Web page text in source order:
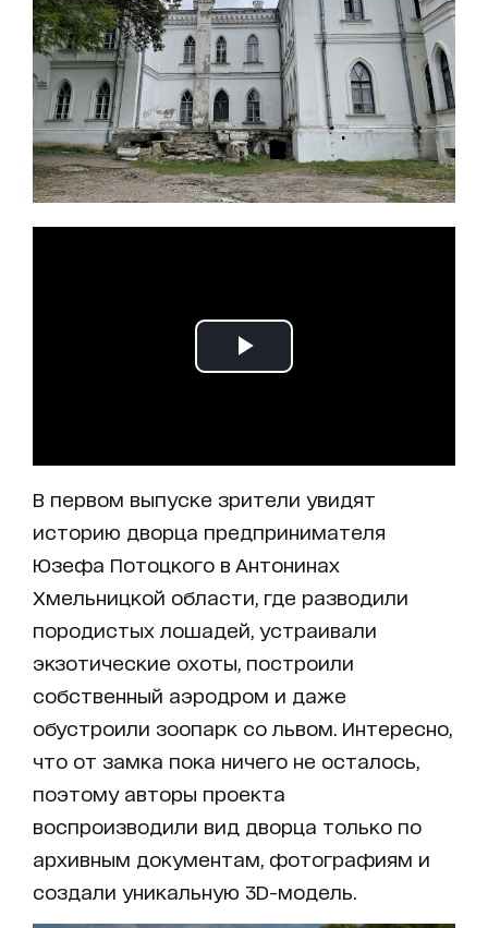
В первом выпуске зрители увидят
историю дворца предпринимателя
Юзефа Потоцкого в Антонинах
Хмельницкой области, где разводили
породистых лошадей, устраивали
экзотические охоты, построили
собственный аэродром и даже
обустроили зоопарк со львом. Интересно,
что от замка пока ничего не осталось,
поэтому авторы проекта
воспроизводили вид дворца только по
архивным документам, фотографиям и
создали уникальную 3D-модель.